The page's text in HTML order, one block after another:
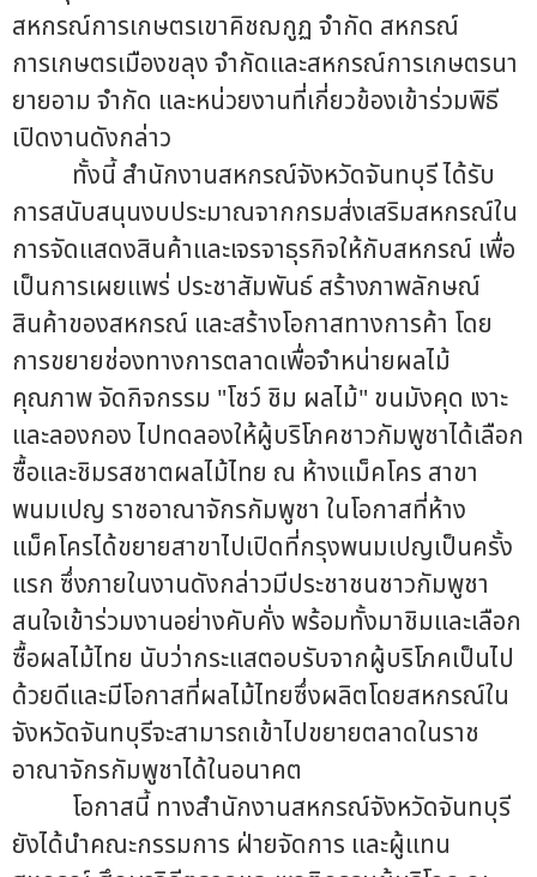
สหกรณ์การเกษตรเขาคิชฌกูฏ จำกัด สหกรณ์
การเกษตรเมืองขลุง จำกัดและสหกรณ์การเกษตรนา
ยายอาม จำกัด และหน่วยงานที่เกี่ยวข้องเข้าร่วมพิธี
เปิดงานดังกล่าว
ทั้งนี้ สำนักงานสหกรณ์จังหวัดจันทบุรี ได้รับ
การสนับสนุนงบประมาณจากกรมส่งเสริมสหกรณ์ใน
การจัดแสดงสินค้าและเจรจาธุรกิจให้กับสหกรณ์ เพื่อ
เป็นการเผยแพร่ ประชาสัมพันธ์ สร้างภาพลักษณ์
สินค้าของสหกรณ์ และสร้างโอกาสทางการค้า โดย
การขยายช่องทางการตลาดเพื่อจำหน่ายผลไม้
คุณภาพ จัดกิจกรรม "โชว์ ชิม ผลไม้" ขนมังคุด เงาะ
และลองกอง ไปทดลองให้ผู้บริโภคชาวกัมพูชาได้เลือก
ซื้อและชิมรสชาตผลไม้ไทย ณ ห้างแม็คโคร สาขา
พนมเปญ ราชอาณาจักรกัมพูชา ในโอกาสที่ห้าง
แม็คโครได้ขยายสาขาไปเปิดที่กรุงพนมเปญเป็นครั้ง
แรก ซึ่งภายในงานดังกล่าวมีประชาชนชาวกัมพูชา
สนใจเข้าร่วมงานอย่างคับคั่ง พร้อมทั้งมาชิมและเลือก
ซื้อผลไม้ไทย นับว่ากระแสตอบรับจากผู้บริโภคเป็นไป
ด้วยดีและมีโอกาสที่ผลไม้ไทยซึ่งผลิตโดยสหกรณ์ใน
จังหวัดจันทบุรีจะสามารถเข้าไปขยายตลาดในราช
อาณาจักรกัมพูชาได้ในอนาคต
โอกาสนี้ ทางสำนักงานสหกรณ์จังหวัดจันทบุรี
ยังได้นำคณะกรรมการ ฝ่ายจัดการ และผู้แทน